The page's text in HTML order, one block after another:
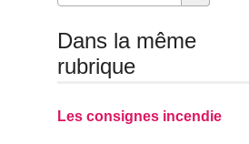
Dans la même
rubrique
Les consignes incendie